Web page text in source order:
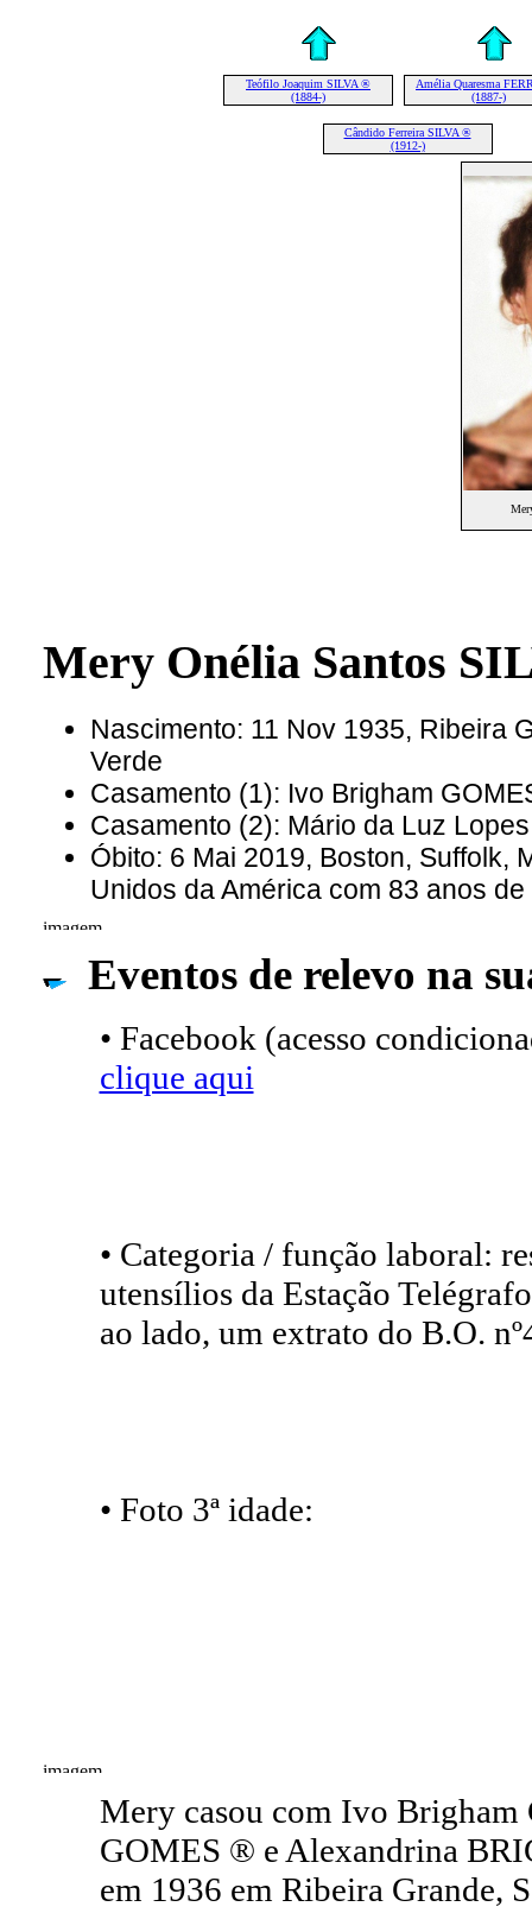
Teófilo Joaquim SILVA ®
(1884-)
Amélia Quaresma
(1887-)
Cândido Ferreira SILVA ®
(1912-)
Mery Onélia Santos
Nascimento: 11 Nov 1935, Ribeira
Verde
Casamento (1): Ivo Brigham
Casamento (2): Mário da Luz
Óbito: 6 Mai 2019, Boston, Suffolk,
Unidos da América com 83 anos de
Eventos de relevo na
• Facebook (acesso
clique aqui
• Categoria / função laboral:
utensílios da Estação
ao lado, um extrato do B.O.
• Foto 3ª idade:
Mery casou com Ivo
GOMES ® e Alexandrina
em 1936 em Ribeira Grande,